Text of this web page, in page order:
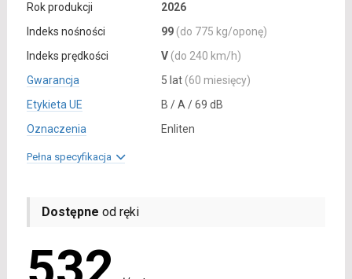
Rok produkcji
2026
Indeks nośności
99 (do 775 kg/oponę)
Indeks prędkości
V (do 240 km/h)
Gwarancja
5 lat (60 miesięcy)
Etykieta UE
B / A / 69 dB
Oznaczenia
Enliten
Pełna specyfikacja
Dostępne od ręki